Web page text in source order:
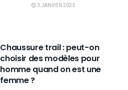
3 JANVIER 2023
Chaussure trail : peut-on
choisir des modèles pour
homme quand on est une
femme ?